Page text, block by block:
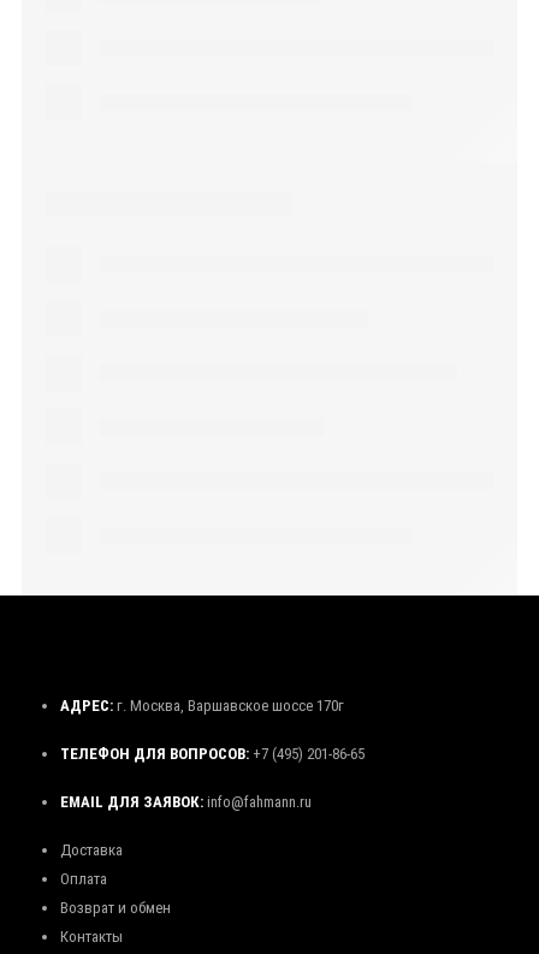
АДРЕС: г. Москва, Варшавское шоссе 170г
ТЕЛЕФОН ДЛЯ ВОПРОСОВ: +7 (495) 201-86-65
EMAIL ДЛЯ ЗАЯВОК: info@fahmann.ru
Доставка
Оплата
Возврат и обмен
Контакты